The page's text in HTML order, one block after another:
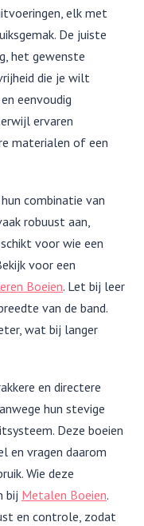
elk met
De juiste
het gewenste
die je wilt
eenvoudig
ervaren
materialen of een
combinatie van
robuust aan,
voor wie een
voor een
Boeien. Let bij leer
van de band.
wat bij langer
en directere
hun stevige
Deze boeien
en vragen daarom
Wie deze
bij Metalen Boeien.
en controle, zodat